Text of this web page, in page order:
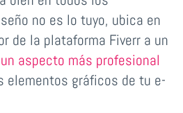
no es lo tuyo, ubica en
de la plataforma Fiverr a un
aspecto más profesional
elementos gráficos de tu e-